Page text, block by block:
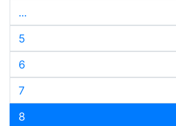
...
5
6
7
8